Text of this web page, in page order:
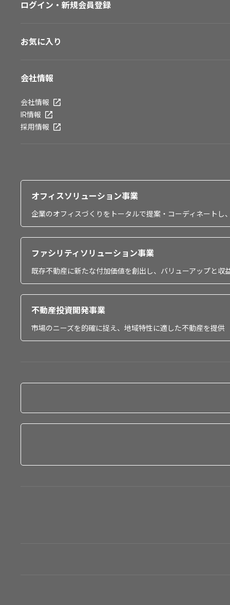
ログイン・新規会員登録
お気に入り
会社情報
会社情報
IR情報
採用情報
オフィスソリューション事業
企業のオフィスづくりをトータルで提案・コーディネート
ファシリティソリューション事業
既存不動産に新たな付加価値を創出し、バリューアップと収
不動産投資開発事業
市場のニーズを的確に捉え、地域特性に適した不動産を提供